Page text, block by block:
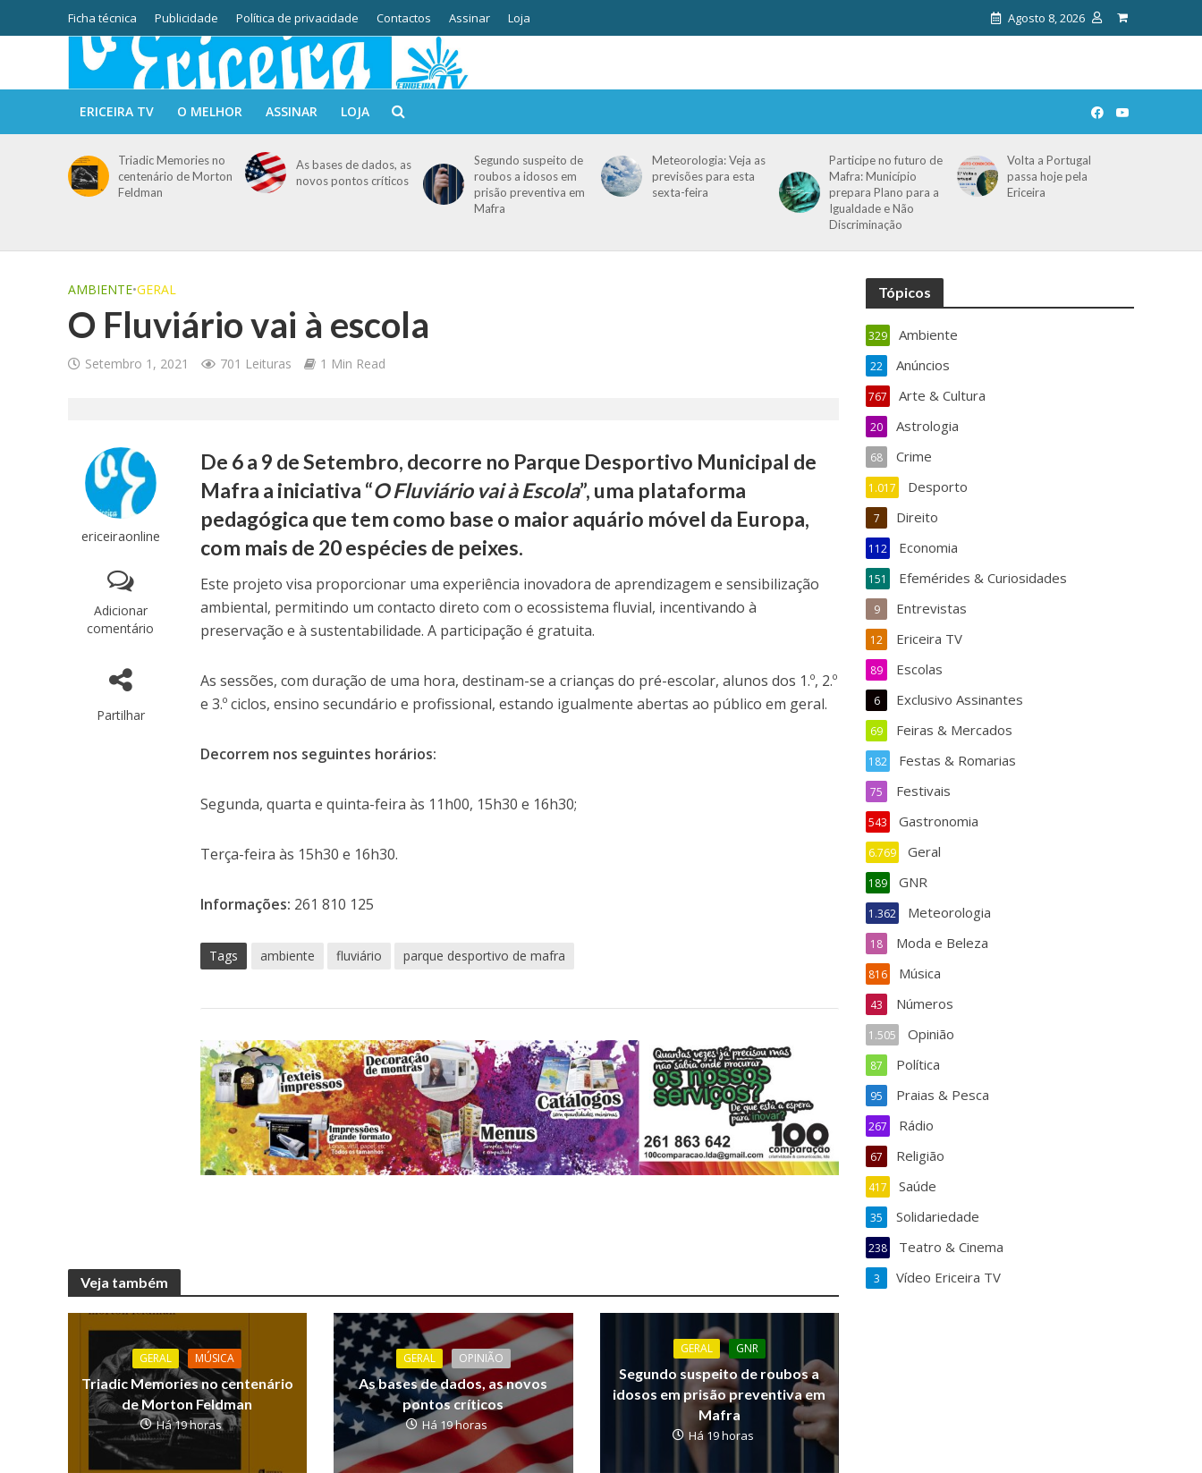
Ficha técnica Publicidade Política de privacidade Contactos Assinar Loja Agosto 8, 2026
ERICEIRA TV O MELHOR ASSINAR LOJA
Triadic Memories no
centenário de Morton
Feldman
As bases de dados, as
novos pontos críticos
Segundo suspeito de
roubos a idosos em
prisão preventiva em
Mafra
Meteorologia: Veja as
previsões para esta
sexta-feira
Participe no futuro de
Mafra: Município
prepara Plano para a
Igualdade e Não
Discriminação
Volta a Portugal
passa hoje pela
Ericeira
AMBIENTE•GERAL
O Fluviário vai à escola
Setembro 1, 2021 701 Leituras 1 Min Read
ericeiraonline
Adicionar
comentário
Partilhar
De 6 a 9 de Setembro, decorre no Parque Desportivo Municipal de
Mafra a iniciativa “O Fluviário vai à Escola”, uma plataforma
pedagógica que tem como base o maior aquário móvel da Europa,
com mais de 20 espécies de peixes.
Este projeto visa proporcionar uma experiência inovadora de aprendizagem e sensibilização
ambiental, permitindo um contacto direto com o ecossistema fluvial, incentivando à
preservação e à sustentabilidade. A participação é gratuita.
As sessões, com duração de uma hora, destinam-se a crianças do pré-escolar, alunos dos 1.º, 2.º
e 3.º ciclos, ensino secundário e profissional, estando igualmente abertas ao público em geral.
Decorrem nos seguintes horários:
Segunda, quarta e quinta-feira às 11h00, 15h30 e 16h30;
Terça-feira às 15h30 e 16h30.
Informações: 261 810 125
Tags ambiente fluviário parque desportivo de mafra
Veja também
GERAL MÚSICA
Triadic Memories no centenário
de Morton Feldman
Há 19 horas
GERAL OPINIÃO
As bases de dados, as novos
pontos críticos
Há 19 horas
GERAL GNR
Segundo suspeito de roubos a
idosos em prisão preventiva em
Mafra
Há 19 horas
Tópicos
Ambiente
329
Anúncios
22
Arte & Cultura
767
Astrologia
20
Crime
68
Desporto
1.017
Direito
7
Economia
112
Efemérides & Curiosidades
151
Entrevistas
9
Ericeira TV
12
Escolas
89
Exclusivo Assinantes
6
Feiras & Mercados
69
Festas & Romarias
182
Festivais
75
Gastronomia
543
Geral
6.769
GNR
189
Meteorologia
1.362
Moda e Beleza
18
Música
816
Números
43
Opinião
1.505
Política
87
Praias & Pesca
95
Rádio
267
Religião
67
Saúde
417
Solidariedade
35
Teatro & Cinema
238
Vídeo Ericeira TV
3